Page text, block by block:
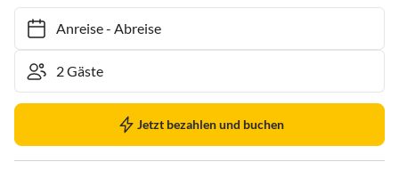
Anreise- Abreise
Jetzt bezahlen und buchen